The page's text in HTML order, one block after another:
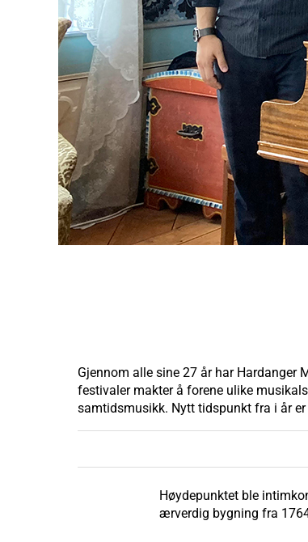
Gjennom alle sine 27 år har Hardanger
festivaler makter å forene ulike
samtidsmusikk. Nytt tidspunkt fra i år er
Høydepunktet ble
ærverdig bygning fra